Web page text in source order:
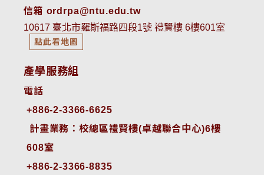
信箱 ordrpa@ntu.edu.tw
10617 臺北市羅斯福路四段1號 禮賢樓 6樓601室
點此看地圖
產學服務組
電話
+886-2-3366-6625
計畫業務：校總區禮賢樓(卓越聯合中心)6樓
608室
+886-2-3366-8835